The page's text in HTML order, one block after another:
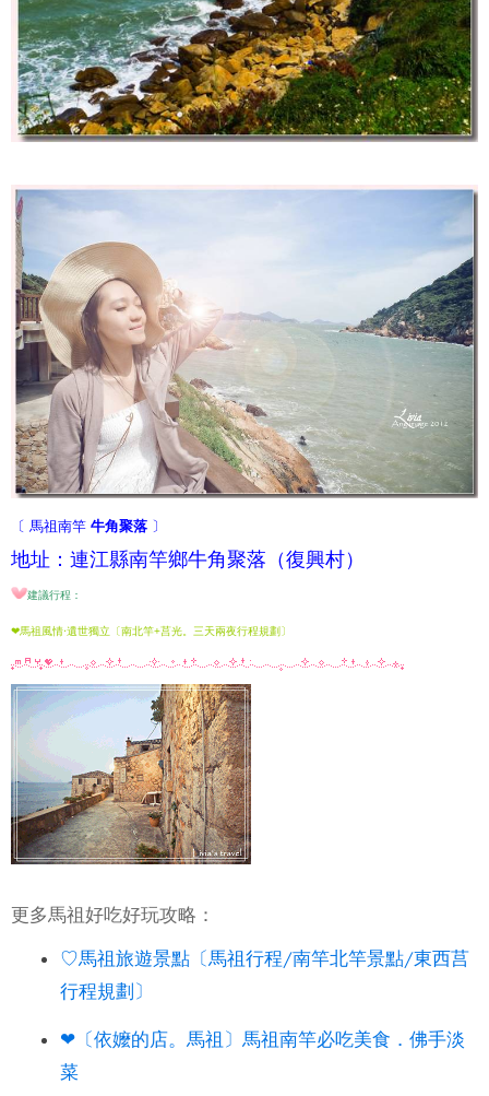
〔 馬祖南竿 牛角聚落 〕
地址：連江縣南竿鄉牛角聚落（復興村）
建議行程：
❤馬祖風情‧遺世獨立〔南北竿+莒光。三天兩夜行程規劃〕
更多馬祖好吃好玩攻略：
♡馬祖旅遊景點〔馬祖行程/南竿北竿景點/東西莒
行程規劃〕
❤〔依嬤的店。馬祖〕馬祖南竿必吃美食．佛手淡
菜